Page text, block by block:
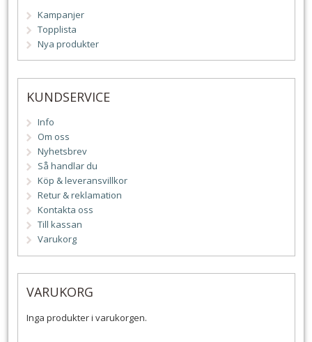
Kampanjer
Topplista
Nya produkter
KUNDSERVICE
Info
Om oss
Nyhetsbrev
Så handlar du
Köp & leveransvillkor
Retur & reklamation
Kontakta oss
Till kassan
Varukorg
VARUKORG
Inga produkter i varukorgen.